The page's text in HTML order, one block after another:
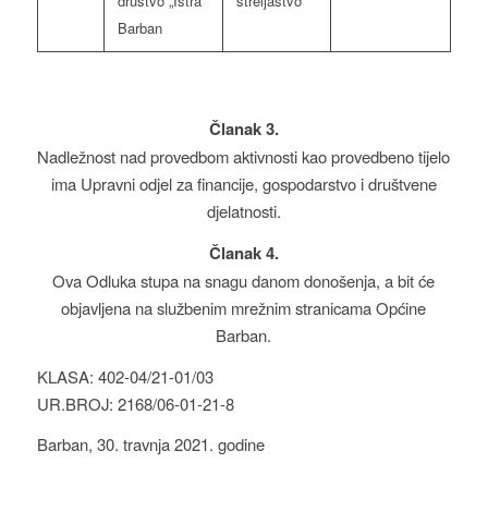
Barban
Članak 3.
Nadležnost nad provedbom aktivnosti kao provedbeno tijelo
ima Upravni odjel za financije, gospodarstvo i društvene
djelatnosti.
Članak 4.
Ova Odluka stupa na snagu danom donošenja, a bit će
objavljena na službenim mrežnim stranicama Općine
Barban.
KLASA: 402-04/21-01/03
UR.BROJ: 2168/06-01-21-8
Barban, 30. travnja 2021. godine